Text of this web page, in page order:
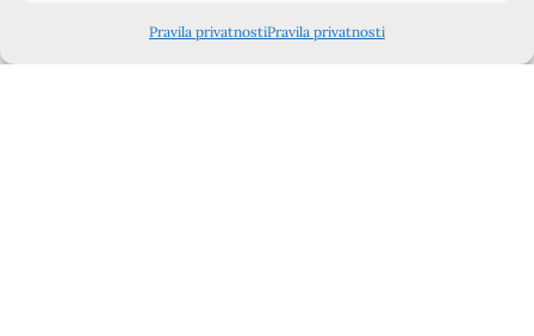
Pravila privatnostiPravila privatnosti
na IBAN HR3823600001101620926 za primatelja: